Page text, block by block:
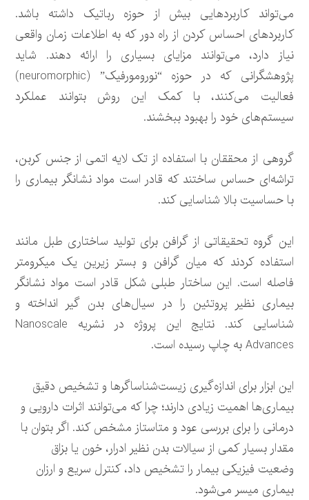
می‌تواند کاربردهایی بیش از حوزه رباتیک داشته باشد.
کاربردهای احساس کردن از راه دور که به اطلاعات زمان واقعی
نیاز دارد، می‌توانند مزایای بسیاری را ارائه دهند. شاید
پژوهشگرانی که در حوزه “نورومورفیک” (neuromorphic)
فعالیت می‌کنند، با کمک این روش بتوانند عملکرد
سیستم‌های خود را بهبود ببخشند.
گروهی از محققان با استفاده از تک لایه ‌اتمی از جنس کربن،
تراشه‌ای حساس ساختند که قادر است مواد نشانگر بیماری را
با حساسیت بالا شناسایی کند.
این گروه تحقیقاتی از گرافن برای تولید ساختاری طبل مانند
استفاده کردند که میان گرافن و بستر زیرین یک میکرومتر
فاصله است. این ساختار طبلی شکل قادر است مواد نشانگر
بیماری نظیر پروتئین را در سیال‌های بدن گیر انداخته و
شناسایی کند. نتایج این پروژه در نشریه Nanoscale
Advances به چاپ رسیده است.
این ابزار برای اندازه‌گیری زیست‌شناساگرها و تشخیص دقیق
بیماری‌ها اهمیت زیادی دارند؛ چرا که می‌توانند اثرات دارویی و
درمانی را برای بررسی عود و متاستاز مشخص کند. اگر بتوان با
مقدار بسیار کمی از سیالات بدن نظیر ادرار، خون یا بزاق
وضعیت فیزیکی بیمار را تشخیص داد، کنترل سریع و ارزان
بیماری میسر می‌شود.